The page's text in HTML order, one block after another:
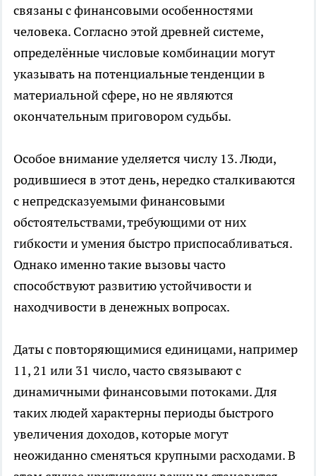
связаны с финансовыми особенностями
человека. Согласно этой древней системе,
определённые числовые комбинации могут
указывать на потенциальные тенденции в
материальной сфере, но не являются
окончательным приговором судьбы.
Особое внимание уделяется числу 13. Люди,
родившиеся в этот день, нередко сталкиваются
с непредсказуемыми финансовыми
обстоятельствами, требующими от них
гибкости и умения быстро приспосабливаться.
Однако именно такие вызовы часто
способствуют развитию устойчивости и
находчивости в денежных вопросах.
Даты с повторяющимися единицами, например
11, 21 или 31 число, часто связывают с
динамичными финансовыми потоками. Для
таких людей характерны периоды быстрого
увеличения доходов, которые могут
неожиданно сменяться крупными расходами. В